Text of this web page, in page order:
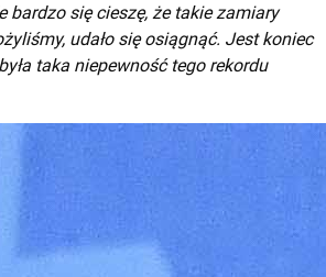
bardzo się cieszę, że takie zamiary
udało się osiągnąć. Jest koniec
taka niepewność tego rekordu